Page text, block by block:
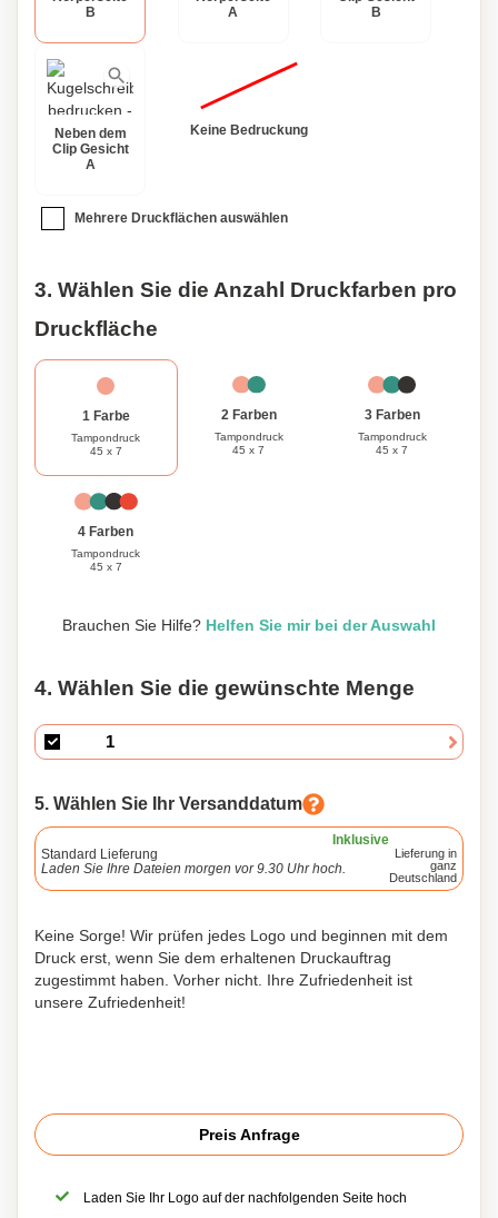
B
A
B
Neben dem
Clip Gesicht
A
Keine Bedruckung
Mehrere Druckflächen auswählen
3. Wählen Sie die Anzahl Druckfarben pro
Druckfläche
1 Farbe
Tampondruck
45 x 7
2 Farben
Tampondruck
45 x 7
3 Farben
Tampondruck
45 x 7
4 Farben
Tampondruck
45 x 7
Brauchen Sie Hilfe? Helfen Sie mir bei der Auswahl
4. Wählen Sie die gewünschte Menge
5. Wählen Sie Ihr Versanddatum
Inklusive
Standard Lieferung
Laden Sie Ihre Dateien morgen vor 9.30 Uhr hoch.
Lieferung in
ganz
Deutschland
Keine Sorge! Wir prüfen jedes Logo und beginnen mit dem
Druck erst, wenn Sie dem erhaltenen Druckauftrag
zugestimmt haben. Vorher nicht. Ihre Zufriedenheit ist
unsere Zufriedenheit!
Preis Anfrage
Laden Sie Ihr Logo auf der nachfolgenden Seite hoch